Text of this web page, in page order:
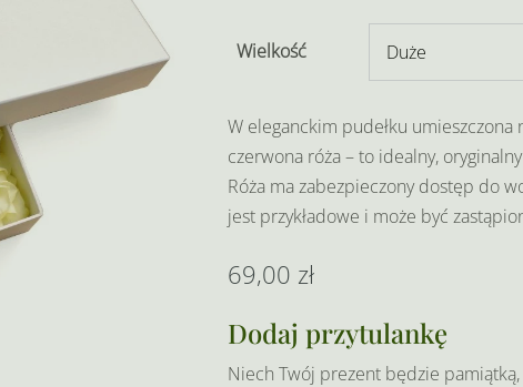
49,00 zł
do
Wielkość
W eleganckim pudełku umieszczona
czerwona róża – to idealny,
Róża ma zabezpieczony dostęp do
jest przykładowe i może być
69,00 zł
Dodaj przytulankę
Niech Twój prezent będzie